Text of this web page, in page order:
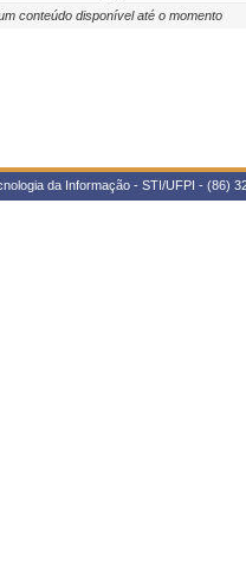
conteúdo disponível até o momento
da Informação - STI/UFPI - (86)